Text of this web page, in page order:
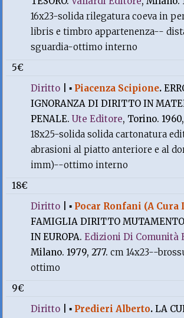
16x23-solida rilegatura coeva in
libris e timbro appartenenza--
sguardia-ottimo interno
5€
Diritto |▪ Piacenza Scipione.
IGNORANZA DI DIRITTO IN
PENALE.Ute Editore, Torino.
18x25-solida solida cartonatura
abrasioni al piatto anteriore e al
imm)--ottimo interno
18€
Diritto |▪ Pocar Ronfani (A Cura
FAMIGLIA DIRITTO
IN EUROPA.Edizioni Di Comunità
Milano. 1979, 277.cm 14x23--
ottimo
9€
Diritto |▪ Predieri Alberto.LA